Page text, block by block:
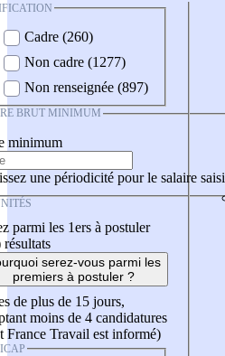
Cadre (260)
Non cadre (1277)
Non renseignée (897)
BRUT MINIMUM
minimum
une périodicité pour le salaire saisi
parmi les 1ers à postuler
résultats
serez-vous parmi les
premiers à postuler ?
de plus de 15 jours,
moins de 4 candidatures
France Travail est informé)